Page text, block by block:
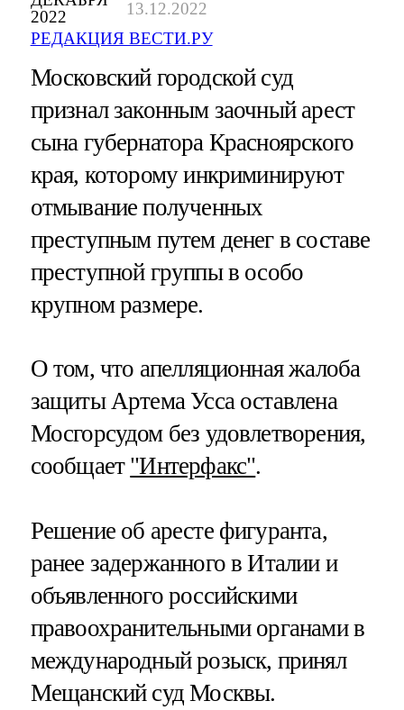
2022
13.12.2022
РЕДАКЦИЯ ВЕСТИ.РУ
Московский городской суд
признал законным заочный арест
сына губернатора Красноярского
края, которому инкриминируют
отмывание полученных
преступным путем денег в составе
преступной группы в особо
крупном размере.
О том, что апелляционная жалоба
защиты Артема Усса оставлена
Мосгорсудом без удовлетворения,
сообщает "Интерфакс".
Решение об аресте фигуранта,
ранее задержанного в Италии и
объявленного российскими
правоохранительными органами в
международный розыск, принял
Мещанский суд Москвы.